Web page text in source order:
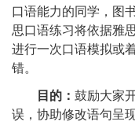
口语能力的同学，图
思口语练习将依据雅
进行一次口语模拟或
错。
目的： 鼓励大家
误，协助修改语句呈